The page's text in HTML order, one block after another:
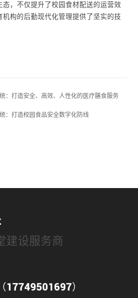
态，不仅提升了校园食材配送的运营效
机构的后勤现代化管理提供了坚实的技
：打造安全、高效、人性化的医疗膳食服务
：打造校园食品安全数字化防线
建设服务商
）